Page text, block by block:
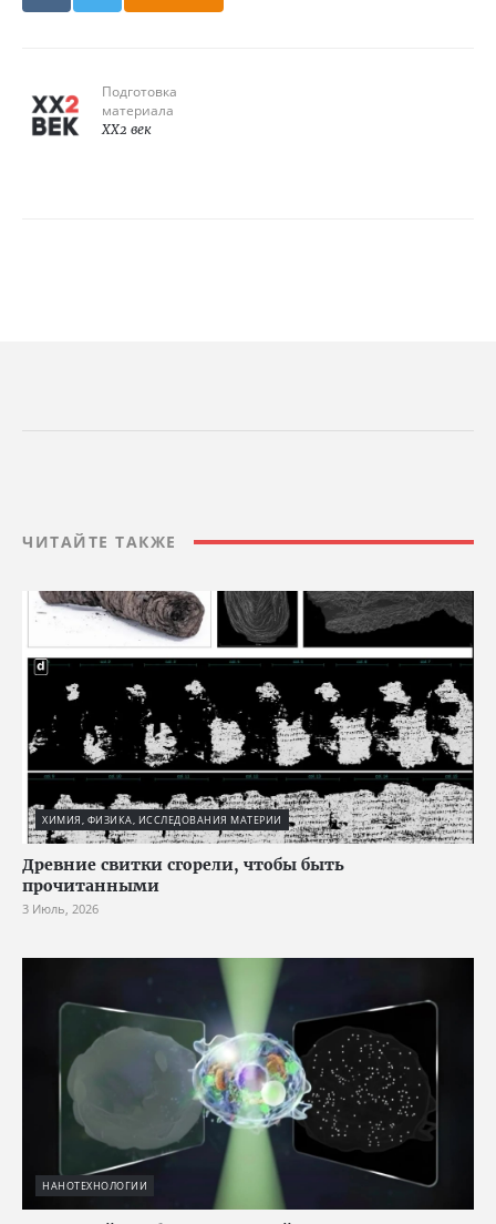
Подготовка
материала
XX2 век
ЧИТАЙТЕ ТАКЖЕ
ХИМИЯ, ФИЗИКА, ИССЛЕДОВАНИЯ МАТЕРИИ
Древние свитки сгорели, чтобы быть
прочитанными
3 Июль, 2026
НАНОТЕХНОЛОГИИ